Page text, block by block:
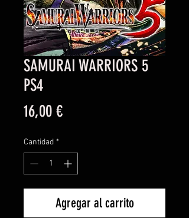
SAMURAI WARRIORS 5
PS4
16,00 €Precio
Cantidad *
Agregar al carrito